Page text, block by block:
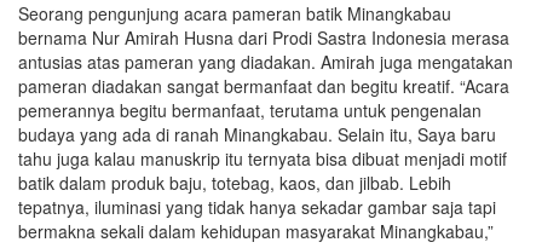
Seorang pengunjung acara pameran batik Minangkabau
bernama Nur Amirah Husna dari Prodi Sastra Indonesia merasa
antusias atas pameran yang diadakan. Amirah juga mengatakan
pameran diadakan sangat bermanfaat dan begitu kreatif. “Acara
pemerannya begitu bermanfaat, terutama untuk pengenalan
budaya yang ada di ranah Minangkabau. Selain itu, Saya baru
tahu juga kalau manuskrip itu ternyata bisa dibuat menjadi motif
batik dalam produk baju, totebag, kaos, dan jilbab. Lebih
tepatnya, iluminasi yang tidak hanya sekadar gambar saja tapi
bermakna sekali dalam kehidupan masyarakat Minangkabau,”